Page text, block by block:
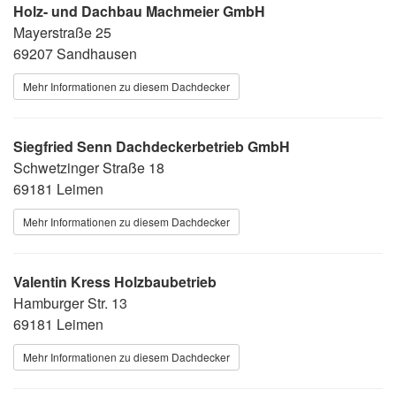
Holz- und Dachbau Machmeier GmbH
Mayerstraße 25
69207 Sandhausen
Mehr Informationen zu diesem Dachdecker
Siegfried Senn Dachdeckerbetrieb GmbH
Schwetzinger Straße 18
69181 Leimen
Mehr Informationen zu diesem Dachdecker
Valentin Kress Holzbaubetrieb
Hamburger Str. 13
69181 Leimen
Mehr Informationen zu diesem Dachdecker